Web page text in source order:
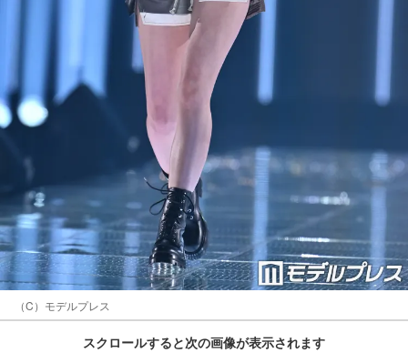
（C）モデルプレス
スクロールすると次の画像が表示されます